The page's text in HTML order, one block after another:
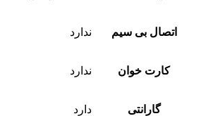
اتصال بی سیم ندارد
کارت خوان ندارد
گارانتی دارد